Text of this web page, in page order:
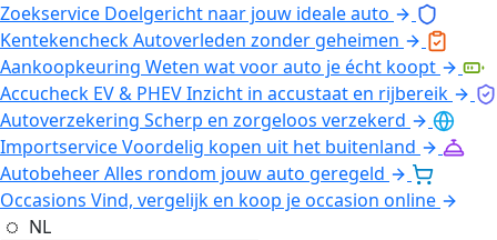
Zoekservice Doelgericht naar jouw ideale auto
KentekencheckAutoverleden zonder geheimen
Aankoopkeuring Weten wat voor auto je écht koopt
Accucheck EV & PHEVInzicht in accustaat en rijbereik
Autoverzekering Scherp en zorgeloos verzekerd
ImportserviceVoordelig kopen uit het buitenland
AutobeheerAlles rondom jouw auto geregeld
Occasions Vind, vergelijk en koop je occasion online
NL